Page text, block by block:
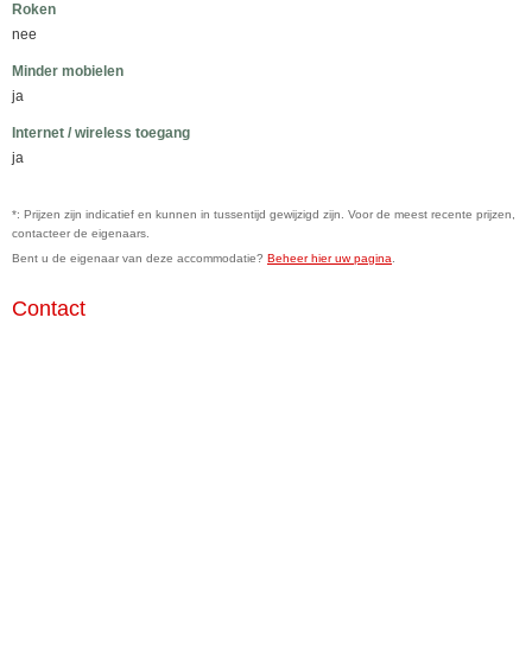
Roken
nee
Minder mobielen
ja
Internet / wireless toegang
ja
*: Prijzen zijn indicatief en kunnen in tussentijd gewijzigd zijn. Voor de meest recente prijzen,
contacteer de eigenaars.
Bent u de eigenaar van deze accommodatie? Beheer hier uw pagina
Contact